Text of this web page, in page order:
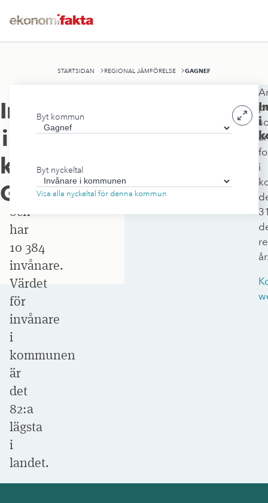
STARTSIDAN REGIONAL JÄMFÖRELSE GAGNEF
Invånare
i
kommunen
Gagnef
kommun
ligger
Dalarnas
och
har
10 384
invånare.
Värdet
för
invånare
i
kommunen
är
det
82:a
lägsta
i
landet.
Byt kommun
Byt nyckeltal
Visa alla nyckeltal för denna kommun
i
är
i